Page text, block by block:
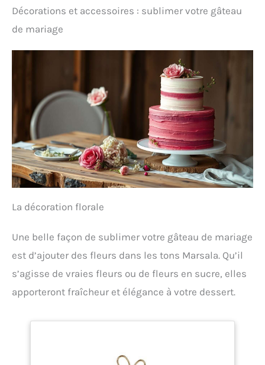
endommagées pendant le transport, veuillez nous
Décorations et accessoires : sublimer votre gâteau
de mariage
La décoration florale
Une belle façon de sublimer votre gâteau de mariage
est d’ajouter des fleurs dans les tons Marsala. Qu’il
s’agisse de vraies fleurs ou de fleurs en sucre, elles
apporteront fraîcheur et élégance à votre dessert.